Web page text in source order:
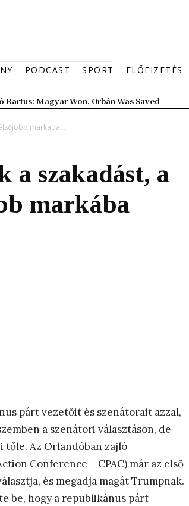
PODCAST SPORT ELŐFIZETÉS
Bartus: Magyar Won, Orbán Was Saved
markába...
szakadást, a
markába
párt vezetőit és szenátorait azzal,
a szenátori választáson, de
tőle. Az Orlandóban zajló
Conference – CPAC) már az első
és megadja magát Trumpnak.
be, hogy a republikánus párt